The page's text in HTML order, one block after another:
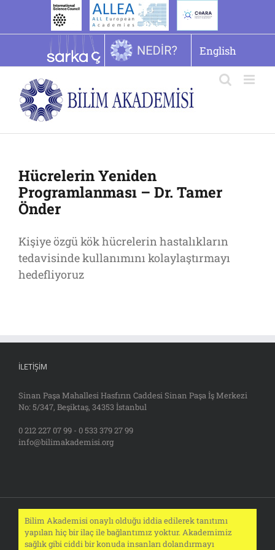
English
Hücrelerin Yeniden
Programlanması – Dr. Tamer
Önder
Kişiye özgü kök hücrelerin hastalıkların
tedavisinde kullanımını kolaylaştırmayı
hedefliyoruz
İLETIŞIM
Sinan Paşa Mahallesi Hasfırın Caddesi Sinan Paşa İş Merkezi
No: 5/347, Beşiktaş, 34353 İstanbul
0 212 227 07 99 - 0 533 379 27 99
info@bilimakademisi.org
Bilim Akademisi onaylı olduğu iddia edilerek tanıtımı
yapılan hiç bir ilaç ile bağlantımız yoktur. Akademimiz
sağlık gibi ciddi bir konuda insanları dolandırmayı